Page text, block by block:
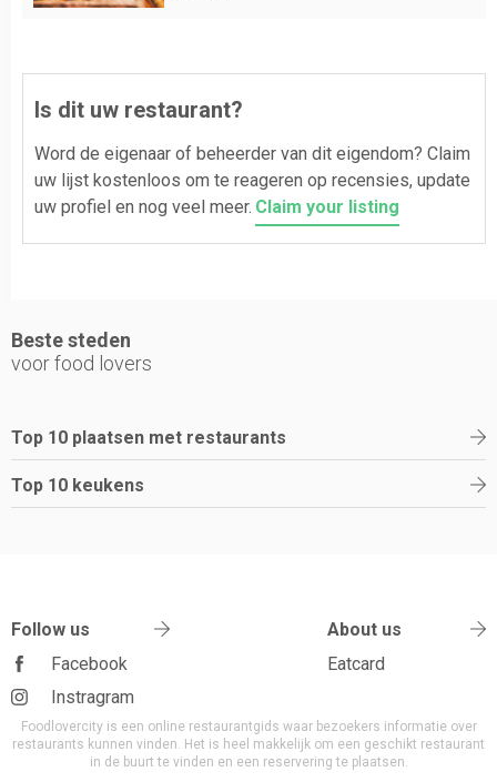
Is dit uw restaurant?
Word de eigenaar of beheerder van dit eigendom? Claim
uw lijst kostenloos om te reageren op recensies, update
uw profiel en nog veel meer. Claim your listing
Beste steden
voor food lovers
Top 10 plaatsen met restaurants
Top 10 keukens
Follow us
Facebook
Instragram
About us
Eatcard
Foodlovercity is een online restaurantgids waar bezoekers informatie over
restaurants kunnen vinden. Het is heel makkelijk om een geschikt restaurant
in de buurt te vinden en een reservering te plaatsen.